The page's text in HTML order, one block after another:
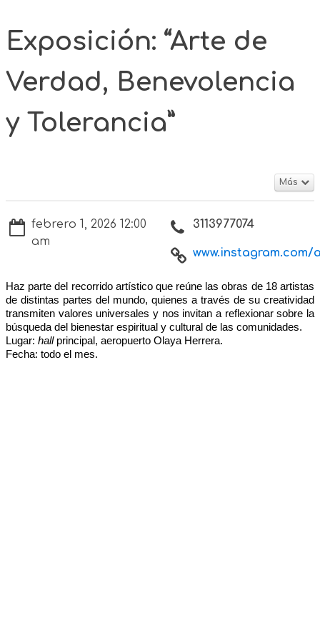
Exposición: “Arte de
Verdad, Benevolencia
y Tolerancia”
Más
febrero 1, 2026 12:00
am
3113977074
www.instagram.com/
Haz parte del recorrido artístico que reúne las obras de 18 artistas
de distintas partes del mundo, quienes a través de su creatividad
transmiten valores universales y nos invitan a reflexionar sobre la
búsqueda del bienestar espiritual y cultural de las comunidades.
Lugar: hall principal, aeropuerto Olaya Herrera.
Fecha: todo el mes.